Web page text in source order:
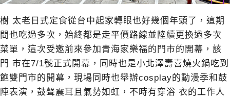
樹 太老日式定食從台中起家轉眼也好幾個年頭了，這期
間也吃過多次，始終都是走平價路線並陸續更換過多次
菜單，這次受邀前來參加青海家樂福的門市的開幕，該
門 市在7/1號正式開幕，同時也是小北澤壽喜燒火鍋吃到
飽雙門市的開幕，現場同時也舉辦cosplay的動漫季和鼓
陣表演，鼓聲震耳且氣勢如虹，不時有穿浴 衣的工作人